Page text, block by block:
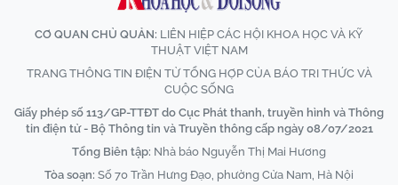
CƠ QUAN CHỦ QUẢN: LIÊN HIỆP CÁC HỘI KHOA HỌC VÀ KỸ
THUẬT VIỆT NAM
TRANG THÔNG TIN ĐIỆN TỬ TỔNG HỢP CỦA BÁO TRI THỨC VÀ
CUỘC SỐNG
Giấy phép số 113/GP-TTĐT do Cục Phát thanh, truyền hình và Thông
tin điện tử - Bộ Thông tin và Truyền thông cấp ngày 08/07/2021
Tổng Biên tập: Nhà báo Nguyễn Thị Mai Hương
Tòa soạn: Số 70 Trần Hưng Đạo, phường Cửa Nam, Hà Nội